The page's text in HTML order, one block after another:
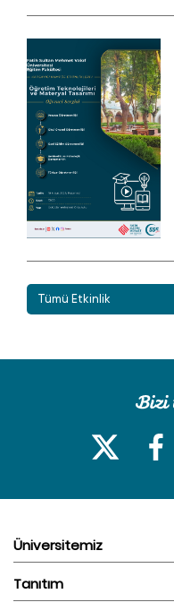
Tümü Etkinlik
Üniversitemiz
Tanıtım